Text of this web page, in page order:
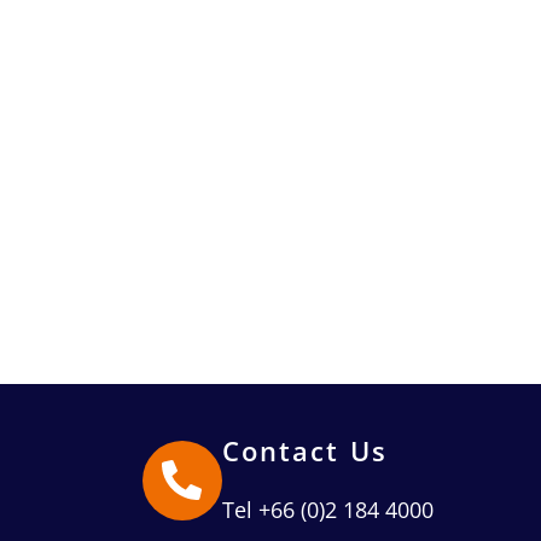
Contact Us
Tel +66 (0)2 184 4000